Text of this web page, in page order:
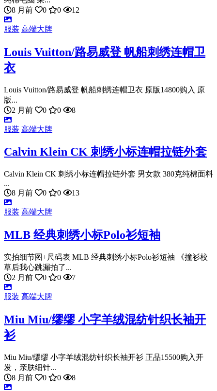
8 月前
0 0 12
服装 高端大牌
Louis Vuitton/路易威登 帆船刺绣连帽卫
衣
Louis Vuitton/路易威登 帆船刺绣连帽卫衣 原版14800购入 原
版...
2 月前
0 0 8
服装 高端大牌
Calvin Klein CK 刺绣小标连帽拉链外套
Calvin Klein CK 刺绣小标连帽拉链外套 男女款 380克纯棉面料
...
8 月前
0 0 13
服装 高端大牌
MLB 经典刺绣小标Polo衫短袖
实拍细节图+尺码表 MLB 经典刺绣小标Polo衫短袖 《撞衫校
草后我心跳漏拍了...
2 月前
0 0 7
服装 高端大牌
Miu Miu/缪缪 小字羊绒混纺针织长袖开
衫
Miu Miu/缪缪 小字羊绒混纺针织长袖开衫 正品15500购入开
发，亲肤细针...
8 月前
0 0 8